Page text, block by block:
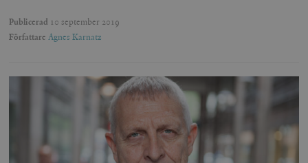
Publicerad 10 september 2019
Författare Agnes Karnatz